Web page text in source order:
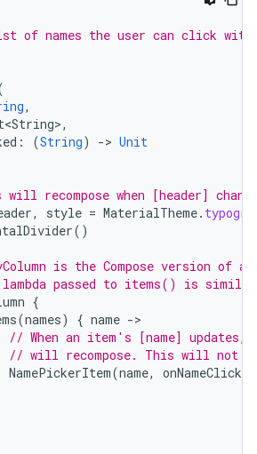
of names the user can click with
,
,
: (String) -> Unit
recompose when [header]
, style = MaterialTheme.
()
is the Compose version of a
passed to items() is similar
{
(names) { name -
// When an item's [name]
// will recompose. This will not
NamePickerItem(name, onNameClicked